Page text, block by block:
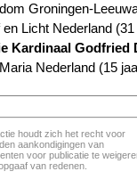
Groningen-
Licht Nederland
Kardinaal Godfried
Nederland (15
houdt zich het recht voor
aankondigingen van
voor publicatie te
van redenen.